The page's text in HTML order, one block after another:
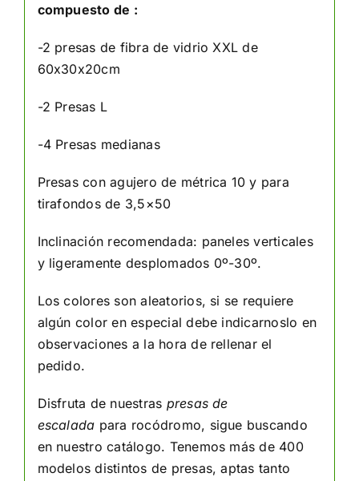
compuesto de :
-2 presas de fibra de vidrio XXL de
60x30x20cm
-2 Presas L
-4 Presas medianas
Presas con agujero de métrica 10 y para
tirafondos de 3,5×50
Inclinación recomendada: paneles verticales
y ligeramente desplomados 0º-30º.
Los colores son aleatorios, si se requiere
algún color en especial debe indicarnoslo en
observaciones a la hora de rellenar el
pedido.
Disfruta de nuestras presas de
escalada para rocódromo, sigue buscando
en nuestro catálogo. Tenemos más de 400
modelos distintos de presas, aptas tanto